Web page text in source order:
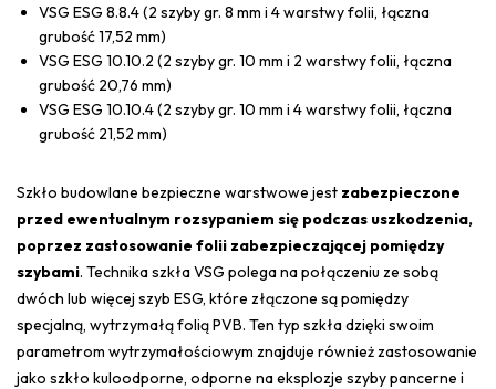
VSG ESG 8.8.4 (2 szyby gr. 8 mm i 4 warstwy folii, łączna
grubość 17,52 mm)
VSG ESG 10.10.2 (2 szyby gr. 10 mm i 2 warstwy folii, łączna
grubość 20,76 mm)
VSG ESG 10.10.4 (2 szyby gr. 10 mm i 4 warstwy folii, łączna
grubość 21,52 mm)
Szkło budowlane bezpieczne warstwowe jest zabezpieczone
przed ewentualnym rozsypaniem się podczas uszkodzenia,
poprzez zastosowanie folii zabezpieczającej pomiędzy
szybami. Technika szkła VSG polega na połączeniu ze sobą
dwóch lub więcej szyb ESG, które złączone są pomiędzy
specjalną, wytrzymałą folią PVB. Ten typ szkła dzięki swoim
parametrom wytrzymałościowym znajduje również zastosowanie
jako szkło kuloodporne, odporne na eksplozje szyby pancerne i